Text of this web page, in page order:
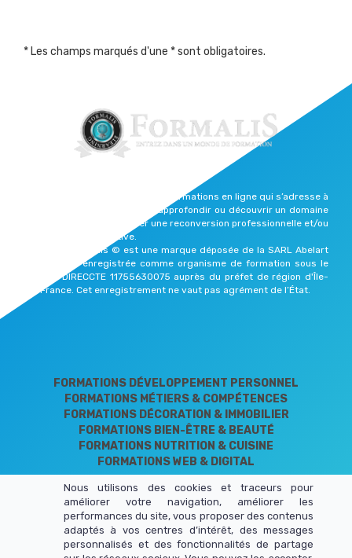
* Les champs marqués d'une * sont obligatoires.
Formalis est une plateforme de formations en ligne qui s’adresse à
celles et ceux qui souhaitent approfondir ou découvrir un domaine
qui les passionne, effectuer une reconversion professionnelle et/ou
reprendre une vie active.
Elearning Formalis © est une marque déposée de la SARL Abelart
Productions enregistrée comme organisme de formation sous le
numéro DIRECCTE 11755630075 auprès du préfet de région d'Île-
de-France. Cet enregistrement ne vaut pas agrément de l’État.
FORMATIONS DÉVELOPPEMENT PERSONNEL
FORMATIONS MÉTIERS & COMPÉTENCES
FORMATIONS DÉCORATION & IMMOBILIER
FORMATIONS BIEN-ÊTRE & BEAUTÉ
FORMATIONS NUTRITION & CUISINE
FORMATIONS WEB & DIGITAL
Nous utilisons des cookies et traceurs pour
améliorer votre navigation, améliorer les
performances du site, vous proposer des contenus
adaptés à vos centres d’intérêt, des messages
personnalisés et des fonctionnalités de partage